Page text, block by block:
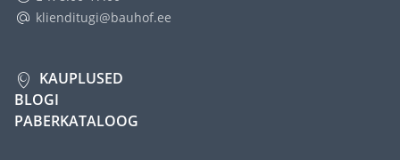
klienditugi@bauhof.ee
KAUPLUSED
BLOGI
PABERKATALOOG